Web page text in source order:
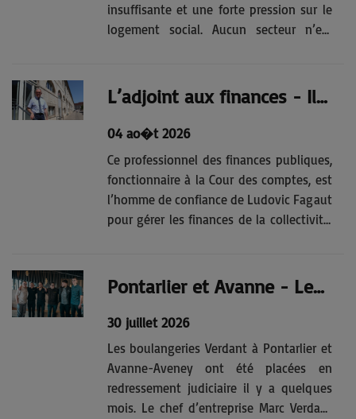
insuffisante et une forte pression sur le
logement social. Aucun secteur n’est
urbaine comme en milieu rural.En
Bourgogne-Franche-Comté, l’offre...
L’adjoint aux finances - Il est le nouvel argentier de la Ville de Besançon
04 ao�t 2026
Ce professionnel des finances publiques,
fonctionnaire à la Cour des comptes, est
l’homme de confiance de Ludovic Fagaut
pour gérer les finances de la collectivité.
mise, un homme plutôt austère, ce n’est
sans...
Pontarlier et Avanne - Les boulangeries Verdant en redressement judiciaire
30 juillet 2026
Les boulangeries Verdant à Pontarlier et
Avanne-Aveney ont été placées en
redressement judiciaire il y a quelques
mois. Le chef d’entreprise Marc Verdant